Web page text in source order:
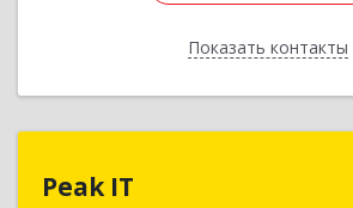
Показать контакты
Назад
Peak IT